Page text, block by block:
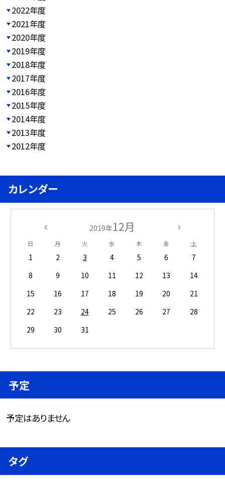
2022年度
2021年度
2020年度
2019年度
2018年度
2017年度
2016年度
2015年度
2014年度
2013年度
2012年度
カレンダー
2019年12月
日 月 火 水 木 金 土
1 2 3 4 5 6
7
8
9 10 11 12 13
14
15
16 17 18 19 20
21
22
23 24 25 26 27
28
29
30 31
予定
予定はありません
タグ